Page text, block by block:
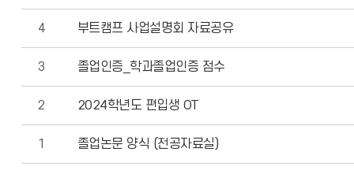
4 부트캠프 사업설명회 자료공유
3 졸업인증_학과졸업인증 점수
2 2024학년도 편입생 OT
1 졸업논문 양식 (전공자료실)